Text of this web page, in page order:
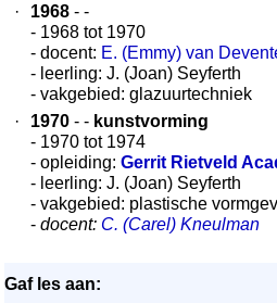
·
1968 - -
- 1968 tot 1970
- docent: E. (Emmy) van
- leerling: J. (Joan) Seyferth
- vakgebied: glazuurtechniek
·
1970 - - kunstvorming
- 1970 tot 1974
- opleiding: Gerrit Rietveld
- leerling: J. (Joan) Seyferth
- vakgebied: plastische
- docent: C. (Carel) Kneulman
Gaf les aan: